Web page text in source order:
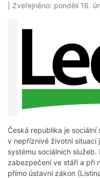
| Zveřejněno: pondělí 16.
Česká republika je
v nepříznivé životní situaci
systému sociálních
zabezpečení ve stáří a při
přímo ústavní zákon